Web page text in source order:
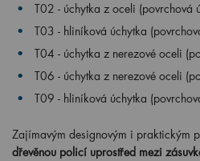
T02 - úchytka z oceli (povrchová
T03 - hliníková úchytka
T04 - úchytka z nerezové oceli
T06 - úchytka z nerezové oceli
T09 - hliníková úchytka
Zajímavým designovým i praktickým
dřevěnou policí uprostřed mezi